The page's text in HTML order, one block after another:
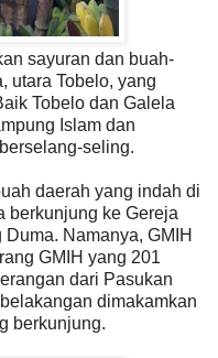
sayuran dan buah-
utara Tobelo, yang
Tobelo dan Galela
Islam dan
seling.
daerah yang indah di
berkunjung ke Gereja
Namanya, GMIH
GMIH yang 201
dari Pasukan
dimakamkan
berkunjung.